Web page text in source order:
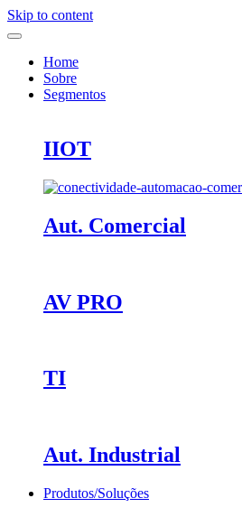
Skip to content
Home
Sobre
Segmentos
IIOT
Aut. Comercial
AV PRO
TI
Aut. Industrial
Produtos/Soluções